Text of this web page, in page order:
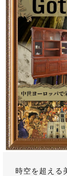
時空を超え